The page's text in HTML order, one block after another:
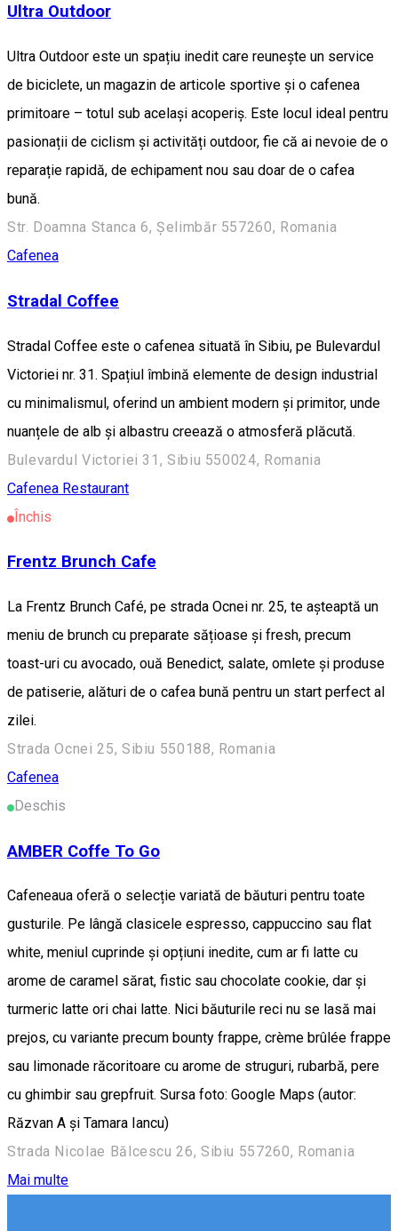
Ultra Outdoor
Ultra Outdoor este un spațiu inedit care reunește un service
de biciclete, un magazin de articole sportive și o cafenea
primitoare – totul sub același acoperiș. Este locul ideal pentru
pasionații de ciclism și activități outdoor, fie că ai nevoie de o
reparație rapidă, de echipament nou sau doar de o cafea
bună.
Str. Doamna Stanca 6, Șelimbăr 557260, Romania
Cafenea
Stradal Coffee
Stradal Coffee este o cafenea situată în Sibiu, pe Bulevardul
Victoriei nr. 31. Spațiul îmbină elemente de design industrial
cu minimalismul, oferind un ambient modern și primitor, unde
nuanțele de alb și albastru creează o atmosferă plăcută.
Bulevardul Victoriei 31, Sibiu 550024, Romania
Cafenea Restaurant
Închis
Frentz Brunch Cafe
La Frentz Brunch Café, pe strada Ocnei nr. 25, te așteaptă un
meniu de brunch cu preparate sățioase și fresh, precum
toast-uri cu avocado, ouă Benedict, salate, omlete și produse
de patiserie, alături de o cafea bună pentru un start perfect al
zilei.
Strada Ocnei 25, Sibiu 550188, Romania
Cafenea
Deschis
AMBER Coffe To Go
Cafeneaua oferă o selecție variată de băuturi pentru toate
gusturile. Pe lângă clasicele espresso, cappuccino sau flat
white, meniul cuprinde și opțiuni inedite, cum ar fi latte cu
arome de caramel sărat, fistic sau chocolate cookie, dar și
turmeric latte ori chai latte. Nici băuturile reci nu se lasă mai
prejos, cu variante precum bounty frappe, crème brûlée frappe
sau limonade răcoritoare cu arome de struguri, rubarbă, pere
cu ghimbir sau grepfruit. Sursa foto: Google Maps (autor:
Răzvan A și Tamara Iancu)
Strada Nicolae Bălcescu 26, Sibiu 557260, Romania
Mai multe